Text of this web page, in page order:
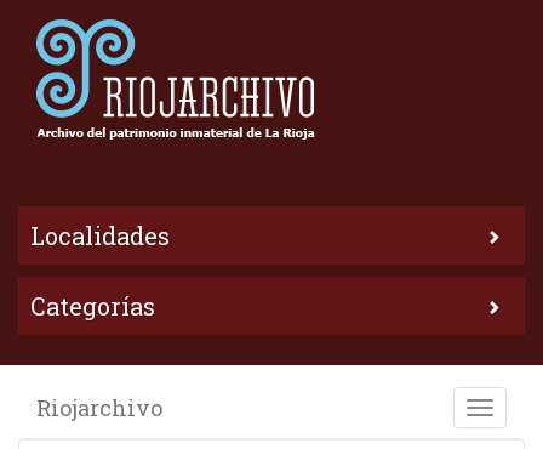
Localidades
Categorías
Toggle
Riojarchivo